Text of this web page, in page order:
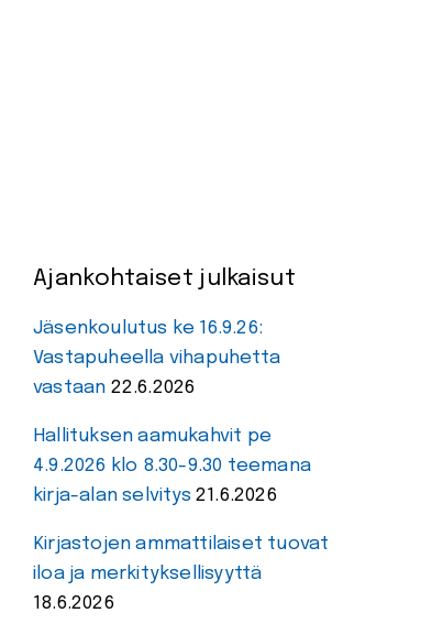
Ajankohtaiset julkaisut
Jäsenkoulutus ke 16.9.26:
Vastapuheella vihapuhetta
vastaan 22.6.2026
Hallituksen aamukahvit pe
4.9.2026 klo 8.30-9.30 teemana
kirja-alan selvitys 21.6.2026
Kirjastojen ammattilaiset tuovat
iloa ja merkityksellisyyttä
18.6.2026